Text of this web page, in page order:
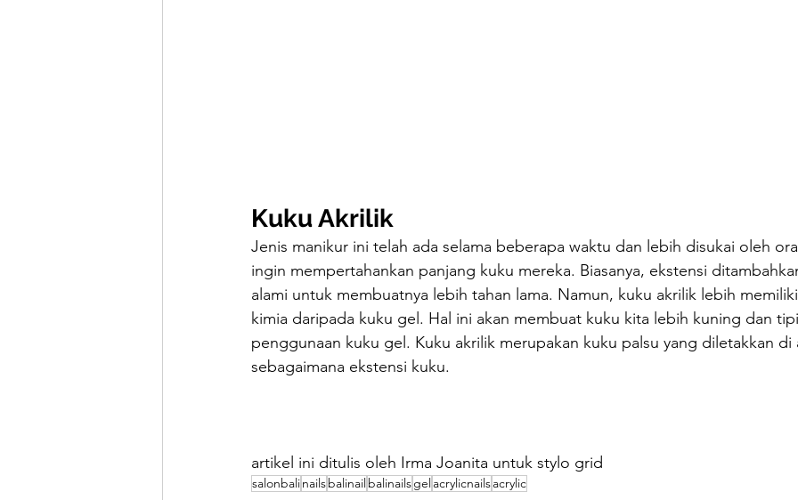
Kuku Akrilik
Jenis manikur ini telah ada selama beberapa waktu dan lebih disukai oleh
ingin mempertahankan panjang kuku mereka. Biasanya, ekstensi
alami untuk membuatnya lebih tahan lama. Namun, kuku akrilik lebih
kimia daripada kuku gel. Hal ini akan membuat kuku kita lebih kuning dan
penggunaan kuku gel. Kuku akrilik merupakan kuku palsu yang diletakkan di
sebagaimana ekstensi kuku.
artikel ini ditulis oleh Irma Joanita untuk stylo grid
salonbalinailsbalinailbalinailsgelacrylicnailsacrylic